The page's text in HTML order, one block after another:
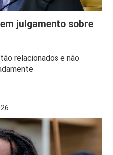
julgamento sobre
relacionados e não